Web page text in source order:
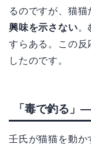
るのですが、猫猫
興味を示さない。
すらある。この反
したのです。
「毒で釣る
壬氏が猫猫を動か